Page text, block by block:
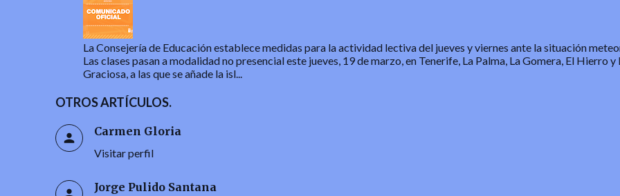
La Consejería de Educación establece medidas para la actividad lectiva del jueves y viernes ante la situación
Las clases pasan a modalidad no presencial este jueves, 19 de marzo, en Tenerife, La Palma, La Gomera, El Hierro y
Graciosa, a las que se añade la isl...
OTROS ARTÍCULOS.
Carmen Gloria
Visitar perfil
Jorge Pulido Santana